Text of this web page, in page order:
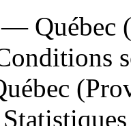
Québec